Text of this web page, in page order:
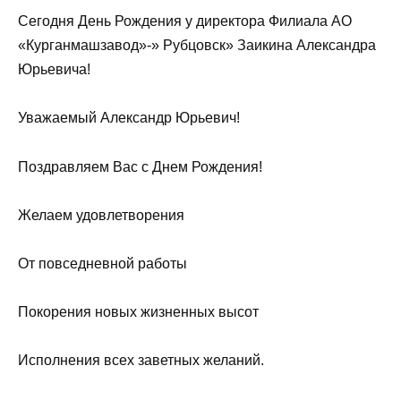
Сегодня День Рождения у директора Филиала АО
«Курганмашзавод»-» Рубцовск» Заикина Александра
Юрьевича!
Уважаемый Александр Юрьевич!
Поздравляем Вас с Днем Рождения!
Желаем удовлетворения
От повседневной работы
Покорения новых жизненных высот
Исполнения всех заветных желаний.